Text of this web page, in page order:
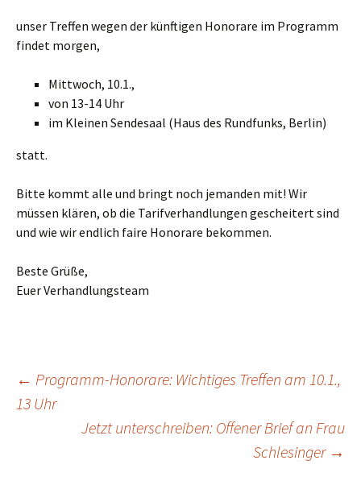
unser Treffen wegen der künftigen Honorare im Programm
findet morgen,
Mittwoch, 10.1.,
von 13-14 Uhr
im Kleinen Sendesaal (Haus des Rundfunks, Berlin)
statt.
Bitte kommt alle und bringt noch jemanden mit! Wir
müssen klären, ob die Tarifverhandlungen gescheitert sind
und wie wir endlich faire Honorare bekommen.
Beste Grüße,
Euer Verhandlungsteam
Beitragsnavigation
← Programm-Honorare: Wichtiges Treffen am 10.1.,
13 Uhr
Jetzt unterschreiben: Offener Brief an Frau
Schlesinger →